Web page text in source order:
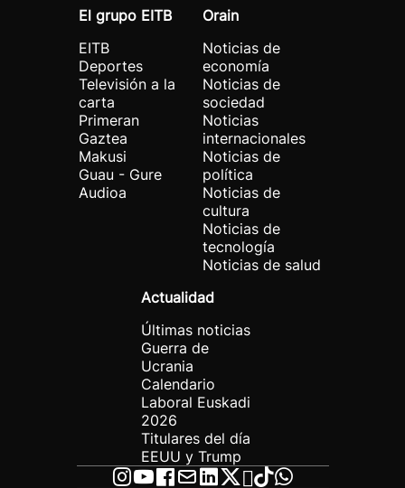
El grupo EITB
EITB
Deportes
Televisión a la
carta
Primeran
Gaztea
Makusi
Guau - Gure
Audioa
Orain
Noticias de
economía
Noticias de
sociedad
Noticias
internacionales
Noticias de
política
Noticias de
cultura
Noticias de
tecnología
Noticias de salud
Actualidad
Últimas noticias
Guerra de
Ucrania
Calendario
Laboral Euskadi
2026
Titulares del día
EEUU y Trump